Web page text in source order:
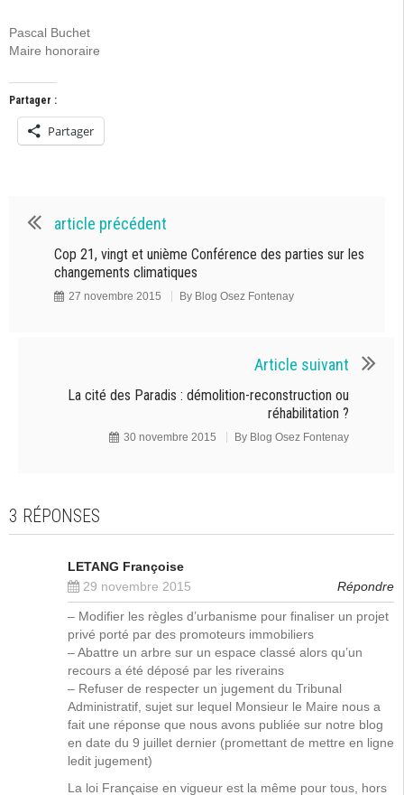
Pascal Buchet
Maire honoraire
Partager :
Partager
article précédent
Cop 21, vingt et unième Conférence des parties sur les
changements climatiques
27 novembre 2015 By Blog Osez Fontenay
Article suivant
La cité des Paradis : démolition-reconstruction ou
réhabilitation ?
30 novembre 2015 By Blog Osez Fontenay
3 RÉPONSES
LETANG Françoise
29 novembre 2015
Répondre
– Modifier les règles d’urbanisme pour finaliser un projet
privé porté par des promoteurs immobiliers
– Abattre un arbre sur un espace classé alors qu’un
recours a été déposé par les riverains
– Refuser de respecter un jugement du Tribunal
Administratif, sujet sur lequel Monsieur le Maire nous a
fait une réponse que nous avons publiée sur notre blog
en date du 9 juillet dernier (promettant de mettre en ligne
ledit jugement)
La loi Française en vigueur est la même pour tous, hors